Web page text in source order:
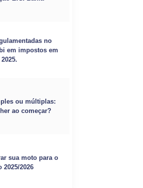
no
em impostos em
2025.
ou múltiplas:
ao começar?
sua moto para o
2025/2026